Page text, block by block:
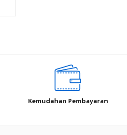
Kemudahan Pembayaran